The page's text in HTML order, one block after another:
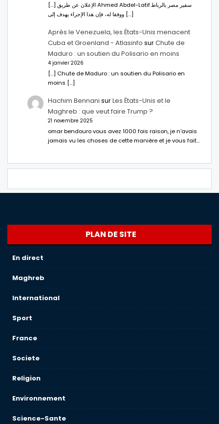
[…] الإعلان عن طريق Ahmed Abdel-Latifسفير مصر بالرباط.
ووفقا له، فإن هذا الإجراء يهدف إلى […]
Après le Venezuela, les États-Unis menacent
Cuba et Groenland - Atlasinfo surChute de
Maduro : un soutien du Polisario en moins
4 janvier 2026
[…] Chute de Maduro : un soutien du Polisario en
moins […]
Hachim Bennani surLes États-Unis et le
Maghreb : que veut faire Trump ?
21 novembre 2025
omar bendouro vous avez 1000 fois raison, je n'avais
jamais vu les choses de cette manière et je vous fait…
PLAN DE SITE
En direct
Maghreb
International
Sport
France
Societe
Religion
Environnement
Science-Sante